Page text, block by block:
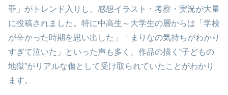
罪」がトレンド入りし、感想イラスト・考察・実況が大量
に投稿されました。特に中高生～大学生の層からは「学校
が辛かった時期を思い出した」「まりなの気持ちがわかり
すぎて泣いた」といった声も多く、作品の描く“子どもの
地獄”がリアルな傷として受け取られていたことがわかり
ます。